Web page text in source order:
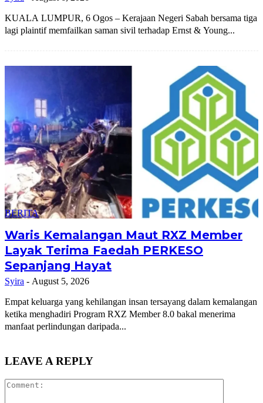
KUALA LUMPUR, 6 Ogos – Kerajaan Negeri Sabah bersama tiga
lagi plaintif memfailkan saman sivil terhadap Ernst & Young...
BERITA
Waris Kemalangan Maut RXZ Member
Layak Terima Faedah PERKESO
Sepanjang Hayat
Syira - August 5, 2026
Empat keluarga yang kehilangan insan tersayang dalam kemalangan
ketika menghadiri Program RXZ Member 8.0 bakal menerima
manfaat perlindungan daripada...
LEAVE A REPLY